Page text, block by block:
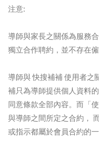
注意:
導師與家長之關係為服務
獨立合作聘約，並不存在僱
導師與 快搜補補 使用者之
補只為導師提供個人資料
同意條款全部內容。而「
與導師之間所定之合約，
或指示都屬於會員合約的